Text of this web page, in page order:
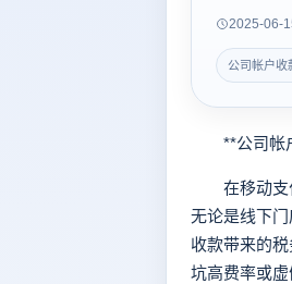
2025-06-
公司帐户收
**公司帐
在移动支付
无论是线下
收款带来的
坑高费率或